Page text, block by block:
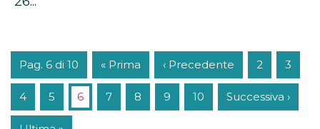
Pag. 6 di 10 « Prima ‹ Precedente 2 3
4 5 6 7 8 9 10 Successiva ›